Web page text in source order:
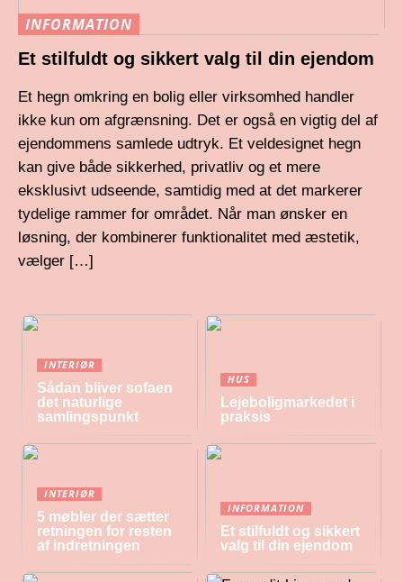
INFORMATION
Et stilfuldt og sikkert valg til din ejendom
Et hegn omkring en bolig eller virksomhed handler
ikke kun om afgrænsning. Det er også en vigtig del af
ejendommens samlede udtryk. Et veldesignet hegn
kan give både sikkerhed, privatliv og et mere
eksklusivt udseende, samtidig med at det markerer
tydelige rammer for området. Når man ønsker en
løsning, der kombinerer funktionalitet med æstetik,
vælger […]
INTERIØR
Sådan bliver sofaen
det naturlige
samlingspunkt
HUS
Lejeboligmarkedet i
praksis
INTERIØR
5 møbler der sætter
retningen for resten
af indretningen
INFORMATION
Et stilfuldt og sikkert
valg til din ejendom